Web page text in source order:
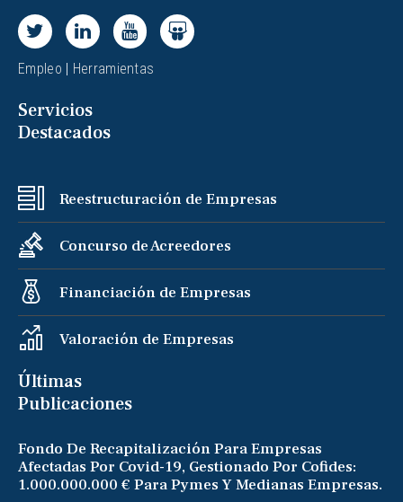
Empleo | Herramientas
Servicios
Destacados
Reestructuración de Empresas
Concurso de Acreedores
Financiación de Empresas
Valoración de Empresas
Últimas
Publicaciones
Fondo De Recapitalización Para Empresas
Afectadas Por Covid-19, Gestionado Por Cofides:
1.000.000.000 € Para Pymes Y Medianas Empresas.